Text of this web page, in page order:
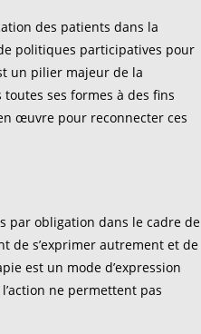
des patients dans la
politiques participatives pour
un pilier majeur de la
ses formes à des fins
œuvre pour reconnecter ces
par obligation dans le cadre de
de s’exprimer autrement et de
est un mode d’expression
ne permettent pas